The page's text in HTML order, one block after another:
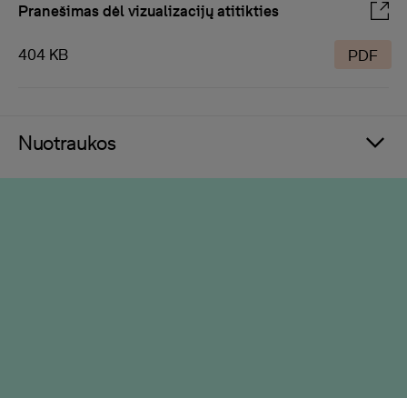
Pranešimas dėl vizualizacijų atitikties
404 KB PDF
Nuotraukos